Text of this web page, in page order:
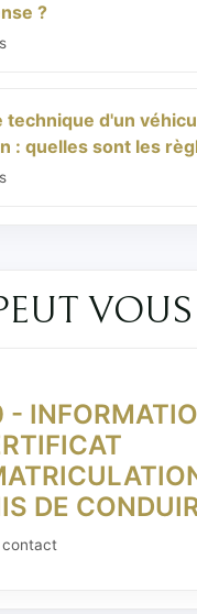
?
technique d'un
: quelles sont les
DE
contact